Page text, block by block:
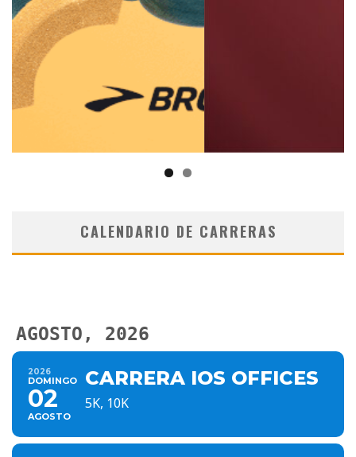
CALENDARIO DE CARRERAS
AGOSTO, 2026
2026
DOMINGO
02
AGOSTO
CARRERA IOS OFFICES
5K, 10K